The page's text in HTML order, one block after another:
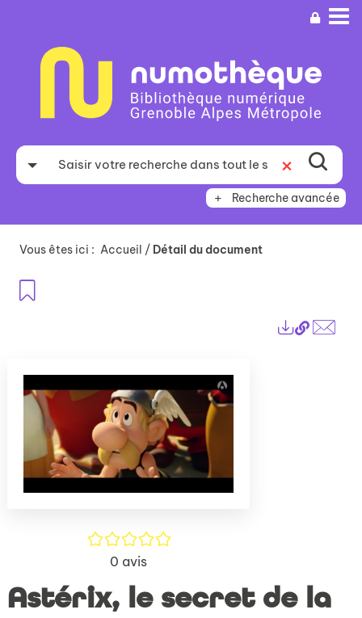
recherche
Recherche avancée
Vous êtes ici : Accueil / Détail du document
Lien
/5
0 avis
Astérix, le secret de la